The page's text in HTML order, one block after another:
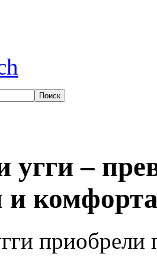
–
и
приобрели